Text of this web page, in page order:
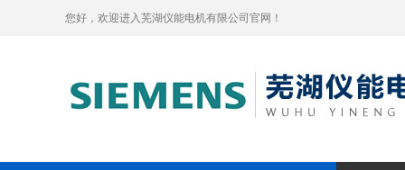
您好，欢迎进入芜湖仪能电机有限公司官网！